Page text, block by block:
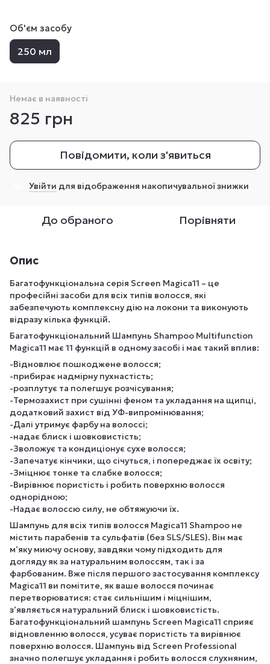
Об'єм засобу
250 мл
Немає в наявності
825 грн
Повідомити, коли з'явиться
Увійти для відображення накопичувальної знижки
До обраного Порівняти
Опис
Багатофункціональна серія Screen Magica11 – це
професійні засоби для всіх типів волосся, які
забезпечують комплексну дію на локони та виконують
відразу кілька функцій.
Багатофункціональний Шампунь Shampoo Multifunction
Magica11 має 11 функцій в одному засобі і має такий вплив:
-Відновлює пошкоджене волосся;
-прибирає надмірну пухнастість;
-розплутує та полегшує розчісування;
-Термозахист при сушінні феном та укладання на щипці,
додатковий захист від УФ-випромінювання;
-Далі утримує фарбу на волоссі;
-надає блиск і шовковистість;
-Зволожує та кондиціонує сухе волосся;
-Запечатує кінчики, що січуться, і попереджає їх освіту;
-Зміцнює тонке та слабке волосся;
-Вирівнює пористість і робить поверхню волосся
однорідною;
-Надає волоссю силу, не обтяжуючи їх.
Шампунь для всіх типів волосся Magica11 Shampoo не
містить парабенів та сульфатів (без SLS/SLES). Він має
м’яку миючу основу, завдяки чому підходить для
догляду як за натуральним волоссям, так і за
фарбованим. Вже після першого застосування комплексу
Magica11 ви помітите, як ваше волосся починає
перетворюватися: стає сильнішим і міцнішим,
з’являється натуральний блиск і шовковистість.
Багатофункціональний шампунь Screen Magica11 сприяє
відновленню волосся, усуває пористість та вирівнює
поверхню волосся. Шампунь від Screen Professional
значно полегшує укладання і робить волосся слухняним,